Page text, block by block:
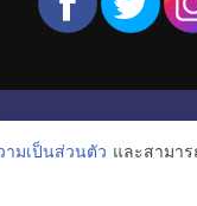
ามเป็นส่วนตัว และสามาร